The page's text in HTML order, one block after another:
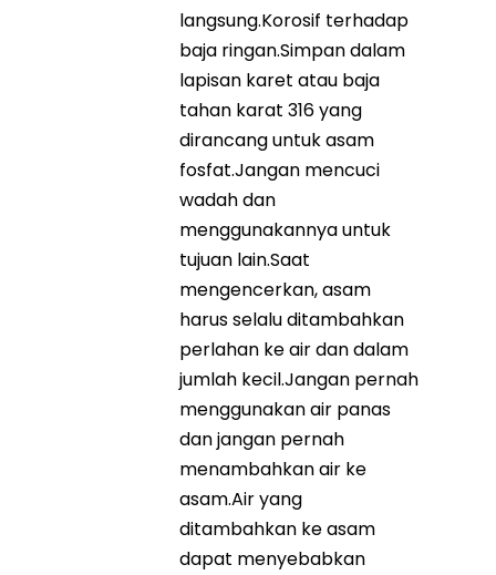
langsung.Korosif terhadap
baja ringan.Simpan dalam
lapisan karet atau baja
tahan karat 316 yang
dirancang untuk asam
fosfat.Jangan mencuci
wadah dan
menggunakannya untuk
tujuan lain.Saat
mengencerkan, asam
harus selalu ditambahkan
perlahan ke air dan dalam
jumlah kecil.Jangan pernah
menggunakan air panas
dan jangan pernah
menambahkan air ke
asam.Air yang
ditambahkan ke asam
dapat menyebabkan